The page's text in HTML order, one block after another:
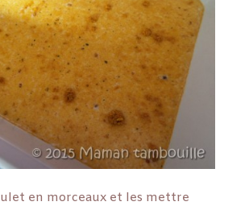
en morceaux et les mettre